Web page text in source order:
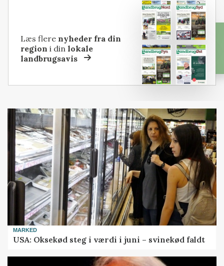
Læs flere nyheder fra din
region i dinlokale
landbrugsavis
MARKED
USA: Oksekød steg i værdi i juni – svinekød faldt